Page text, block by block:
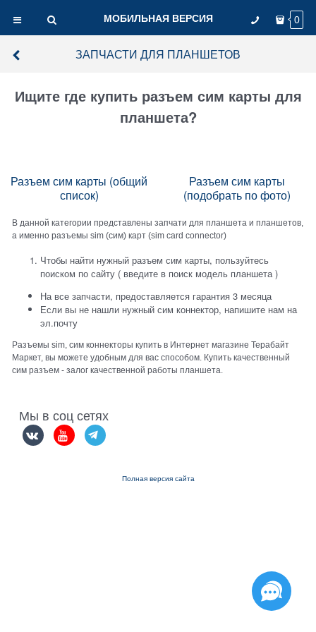
МОБИЛЬНАЯ ВЕРСИЯ 0
ЗАПЧАСТИ ДЛЯ ПЛАНШЕТОВ
Ищите где купить разъем сим карты для
планшета?
Разъем сим карты (общий
список)
Разъем сим карты
(подобрать по фото)
В данной категории представлены запчати для планшета и планшетов,
а именно разъемы sim (сим) карт (sim card connector)
Чтобы найти нужный разъем сим карты, пользуйтесь
поиском по сайту ( введите в поиск модель планшета )
На все запчасти, предоставляется гарантия 3 месяца
Если вы не нашли нужный сим коннектор, напишите нам на
эл.почту
Разъемы sim, сим коннекторы купить в Интернет магазине Терабайт
Маркет, вы можете удобным для вас способом. Купить качественный
сим разъем - залог качественной работы планшета.
Мы в соц сетях
Полная версия сайта